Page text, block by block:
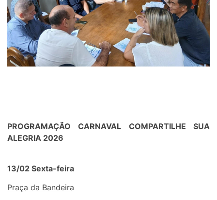
PROGRAMAÇÃO CARNAVAL COMPARTILHE SUA
ALEGRIA 2026
13/02 Sexta-feira
Praça da Bandeira